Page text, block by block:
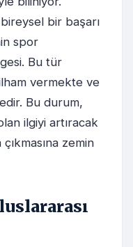
bireysel bir başarı
spor
Bu tür
vermekte ve
Bu durum,
ilgiyi artıracak
zemin